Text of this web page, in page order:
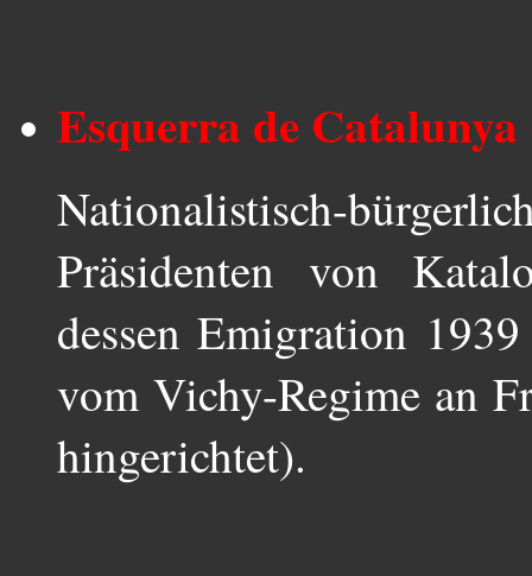
Esquerra de
Nationalistisch-
Präsidenten von
dessen Emigration
vom Vichy-Regime an
hingerichtet).